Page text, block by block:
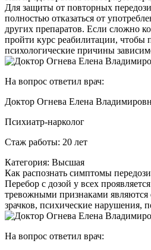
Для защиты от повторных
полностью отказаться от
других препаратов. Если сложно
пройти курс реабилитации, чтобы
психологические причины
На вопрос ответил врач:
Доктор Огнева Елена
Психиатр-нарколог
Стаж работы: 20 лет
Категория: Высшая
Как распознать симптомы
Перебор с дозой у всех
тревожными признаками
зрачков, психические нарушения,
На вопрос ответил врач: